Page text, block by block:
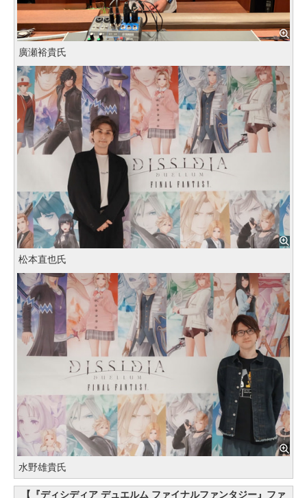
廣瀬裕貴氏
松本直也氏
水野雄貴氏
【『ディシディア デュエルム ファイナルファンタジー』ファ